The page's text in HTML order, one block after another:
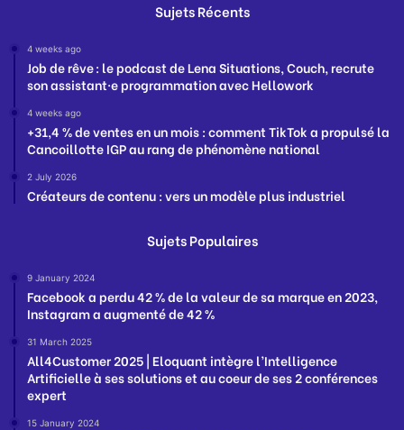
Sujets Récents
4 weeks ago
Job de rêve : le podcast de Lena Situations, Couch, recrute
son assistant·e programmation avec Hellowork
4 weeks ago
+31,4 % de ventes en un mois : comment TikTok a propulsé la
Cancoillotte IGP au rang de phénomène national
2 July 2026
Créateurs de contenu : vers un modèle plus industriel
Sujets Populaires
9 January 2024
Facebook a perdu 42 % de la valeur de sa marque en 2023,
Instagram a augmenté de 42 %
31 March 2025
All4Customer 2025 | Eloquant intègre l’Intelligence
Artificielle à ses solutions et au coeur de ses 2 conférences
expert
15 January 2024